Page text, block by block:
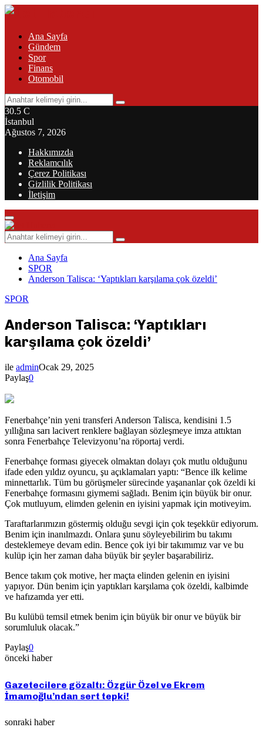
Ana Sayfa
Gündem
Spor
Finans
Otomobil
Search
for:
Search
30.5 C
İstanbul
Ağustos 7, 2026
Hakkımızda
Reklamcılık
Çerez Politikası
Gizlilik Politikası
İletişim
Primary
Menu
Search
for:
Search
Ana Sayfa
SPOR
Anderson Talisca: ‘Yaptıkları karşılama çok özeldi’
SPOR
Anderson Talisca: ‘Yaptıkları
karşılama çok özeldi’
ile adminOcak 29, 2025
Paylaş0
Fenerbahçe’nin yeni transferi Anderson Talisca, kendisini 1.5
yıllığına sarı lacivert renklere bağlayan sözleşmeye imza attıktan
sonra Fenerbahçe Televizyonu’na röportaj verdi.
Fenerbahçe forması giyecek olmaktan dolayı çok mutlu olduğunu
ifade eden yıldız oyuncu, şu açıklamaları yaptı: “Bence ilk kelime
minnettarlık. Tüm bu görüşmeler sürecinde yaşananlar çok özeldi ki
Fenerbahçe formasını giymemi sağladı. Benim için büyük bir onur.
Çok mutluyum, elimden gelenin en iyisini yapmak için motiveyim.
Taraftarlarımızın göstermiş olduğu sevgi için çok teşekkür ediyorum.
Benim için inanılmazdı. Onlara şunu söyleyebilirim bu takımı
desteklemeye devam edin. Bence çok iyi bir takımımız var ve bu
kulüp için her zaman daha büyük bir şeyler başarabiliriz.
Bence takım çok motive, her maçta elinden gelenin en iyisini
yapıyor. Dün benim için yaptıkları karşılama çok özeldi, kalbimde
ve hafızamda yer etti.
Bu kulübü temsil etmek benim için büyük bir onur ve büyük bir
sorumluluk olacak.”
Paylaş0
önceki haber
Gazetecilere gözaltı: Özgür Özel ve Ekrem
İmamoğlu’ndan sert tepki!
sonraki haber